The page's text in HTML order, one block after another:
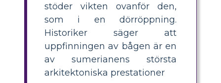
stöder vikten ovanför den,
som i en dörröppning.
Historiker säger att
uppfinningen av bågen är en
av sumerianens största
arkitektoniska prestationer